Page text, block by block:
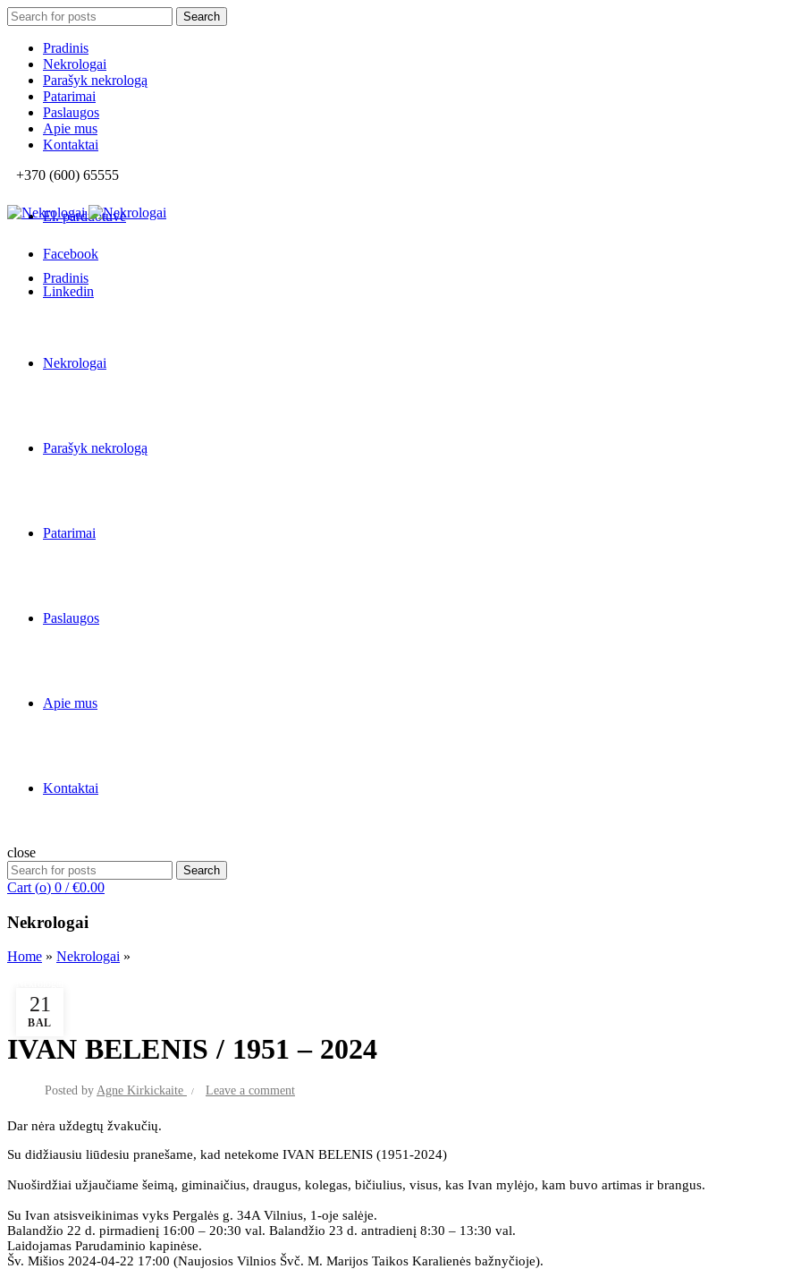
Search
for:
Search
Pradinis
Nekrologai
Parašyk nekrologą
Patarimai
Paslaugos
Apie mus
Kontaktai
+370 (600) 65555
El. parduotuvė
Facebook
Linkedin
Pradinis
Nekrologai
Parašyk nekrologą
Patarimai
Paslaugos
Apie mus
Kontaktai
close
Search
for:
Search
Cart (o) 0 / €0.00
Nekrologai
Home » Nekrologai »
21
BAL
IVAN BELENIS / 1951 – 2024
Posted by Agne Kirkickaite Leave a comment
Dar nėra uždegtų žvakučių.
Su didžiausiu liūdesiu pranešame, kad netekome IVAN BELENIS (1951-2024)
Nuoširdžiai užjaučiame šeimą, giminaičius, draugus, kolegas, bičiulius, visus, kas Ivan mylėjo, kam buvo artimas ir brangus.
Su Ivan atsisveikinimas vyks Pergalės g. 34A Vilnius, 1-oje salėje.
Balandžio 22 d. pirmadienį 16:00 – 20:30 val. Balandžio 23 d. antradienį 8:30 – 13:30 val.
Laidojamas Parudaminio kapinėse.
Šv. Mišios 2024-04-22 17:00 (Naujosios Vilnios Švč. M. Marijos Taikos Karalienės bažnyčioje).